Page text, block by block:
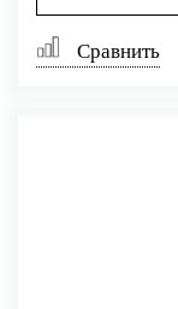
Сравнить